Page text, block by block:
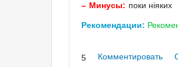
Минусы: поки ніяких
Рекомендации:
5 Комментировать